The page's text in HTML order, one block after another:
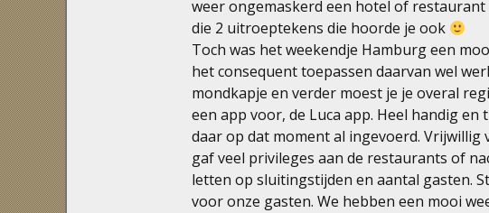
weer ongemaskerd een hotel of restaurant
die 2 uitroeptekens die hoorde je ook
Toch was het weekendje Hamburg een
het consequent toepassen daarvan wel
mondkapje en verder moest je je overal
een app voor, de Luca app. Heel handig en
daar op dat moment al ingevoerd.
gaf veel privileges aan de restaurants of
letten op sluitingstijden en aantal gasten.
voor onze gasten. We hebben een mooi